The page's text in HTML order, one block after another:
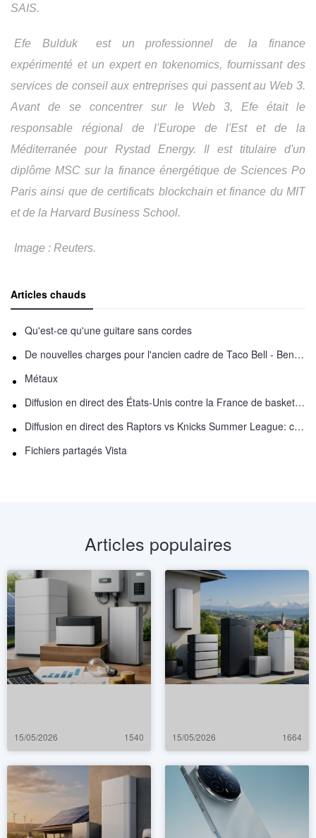
SAIS.
Efe Bulduk
est un professionnel de la finance
expérimenté et un expert en tokenomics, fournissant des
services de conseil aux entreprises qui passent au Web 3.
Avant de se concentrer sur le Web 3, Efe était le
responsable régional de l'Europe de l'Est et de la
Méditerranée pour Rystad Energy. Il est titulaire d'un
diplôme MSC sur la finance énergétique de Sciences Po
Paris ainsi que de certificats blockchain et finance du MIT
et de la Harvard Business School.
Image : Reuters.
Articles chauds
Qu'est-ce qu'une guitare sans cordes
De nouvelles charges pour l'ancien cadre de Taco Bell - Benjamin Golden - dans Uber fracas
Métaux
Diffusion en direct des États-Unis contre la France de basket-ball : comment regarder en ligne
Diffusion en direct des Raptors vs Knicks Summer League: comment regarder
Fichiers partagés Vista
Articles populaires
15/05/2026 1540 15/05/2026 1664